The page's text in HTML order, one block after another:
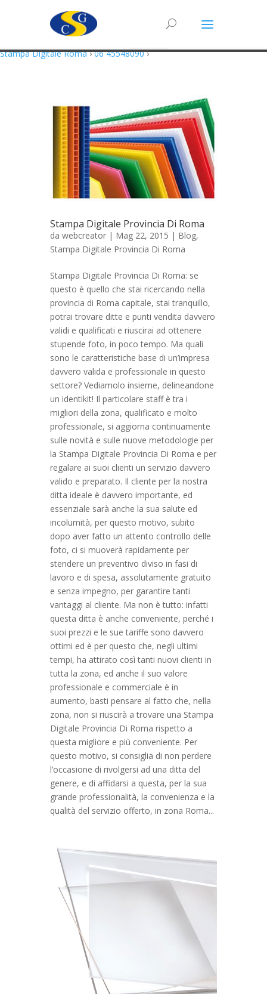
Stampa Digitale Roma›06 45548090›
Stampa Digitale Provincia Di Roma
da webcreator | Mag 22, 2015 | Blog,
Stampa Digitale Provincia Di Roma
Stampa Digitale Provincia Di Roma: se
questo è quello che stai ricercando nella
provincia di Roma capitale, stai tranquillo,
potrai trovare ditte e punti vendita davvero
validi e qualificati e riuscirai ad ottenere
stupende foto, in poco tempo. Ma quali
sono le caratteristiche base di un’impresa
davvero valida e professionale in questo
settore? Vediamolo insieme, delineandone
un identikit! Il particolare staff è tra i
migliori della zona, qualificato e molto
professionale, si aggiorna continuamente
sulle novità e sulle nuove metodologie per
la Stampa Digitale Provincia Di Roma e per
regalare ai suoi clienti un servizio davvero
valido e preparato. Il cliente per la nostra
ditta ideale è davvero importante, ed
essenziale sarà anche la sua salute ed
incolumità, per questo motivo, subito
dopo aver fatto un attento controllo delle
foto, ci si muoverà rapidamente per
stendere un preventivo diviso in fasi di
lavoro e di spesa, assolutamente gratuito
e senza impegno, per garantire tanti
vantaggi al cliente. Ma non è tutto: infatti
questa ditta è anche conveniente, perché i
suoi prezzi e le sue tariffe sono davvero
ottimi ed è per questo che, negli ultimi
tempi, ha attirato così tanti nuovi clienti in
tutta la zona, ed anche il suo valore
professionale e commerciale è in
aumento, basti pensare al fatto che, nella
zona, non si riuscirà a trovare una Stampa
Digitale Provincia Di Roma rispetto a
questa migliore e più conveniente. Per
questo motivo, si consiglia di non perdere
l’occasione di rivolgersi ad una ditta del
genere, e di affidarsi a questa, per la sua
grande professionalità, la convenienza e la
qualità del servizio offerto, in zona Roma...
Questo sito utilizza cookie in conformità alla policy e cookie che rientrano
nella responsabilità di terze parti. Proseguendo nella navigazione
acconsenti all’utilizzo di cookie.